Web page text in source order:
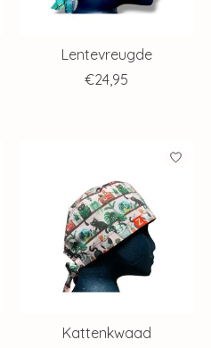
Lentevreugde
€24,95
Kattenkwaad